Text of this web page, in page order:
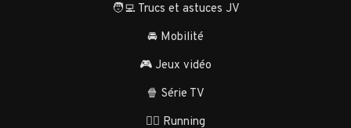
🧑‍💻 Trucs et astuces JV
🚘 Mobilité
🎮 Jeux vidéo
🍿 Série TV
🏃‍♂️ Running